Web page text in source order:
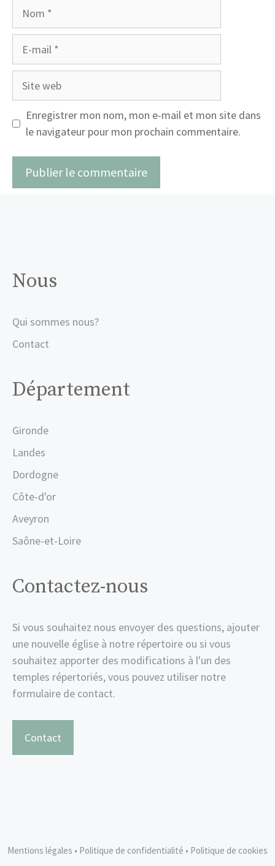
Site
Enregistrer mon nom, mon e-mail et mon site dans
le navigateur pour mon prochain commentaire.
Nous
Qui sommes nous?
Contact
Département
Gironde
Landes
Dordogne
Côte-d'or
Aveyron
Saône-et-Loire
Contactez-nous
Si vous souhaitez nous envoyer des questions, ajouter
une nouvelle église à notre répertoire ou si vous
souhaitez apporter des modifications à l'un des
temples répertoriés, vous pouvez utiliser notre
formulaire de contact.
Contact
Mentions légales • Politique de confidentialité • Politique de cookies